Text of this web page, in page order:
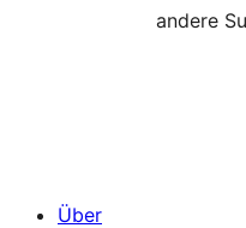
andere
Über